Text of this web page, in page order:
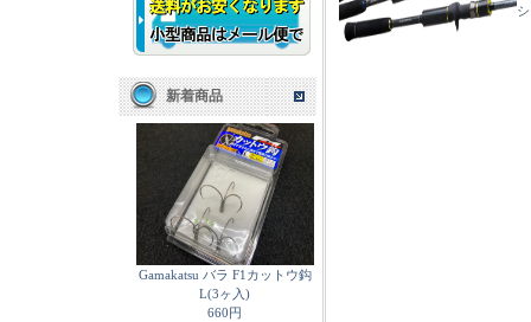
新着商品
Gamakatsu バラ F1カットウ鈎
L(3ヶ入)
660円